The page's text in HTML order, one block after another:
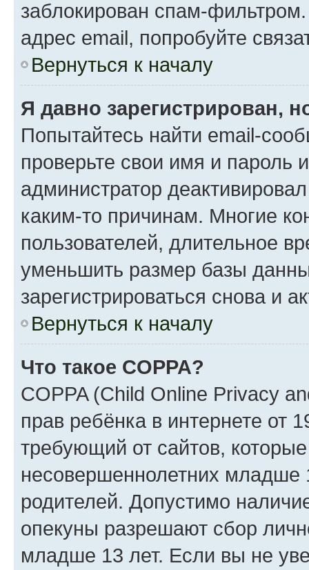
заблокирован спам-
адрес email, попробуйте
Вернуться к началу
Я давно зарегистрирован,
Попытайтесь найти email-
проверьте свои имя и пароль
администратор
каким-то причинам. Многие
пользователей, длительное
уменьшить размер базы
зарегистрироваться снова и
Вернуться к началу
Что такое COPPA?
COPPA (Child Online Privacy
прав ребёнка в интернете от
требующий от сайтов,
несовершеннолетних младше
родителей. Допустимо
опекуны разрешают сбор
младше 13 лет. Если вы не